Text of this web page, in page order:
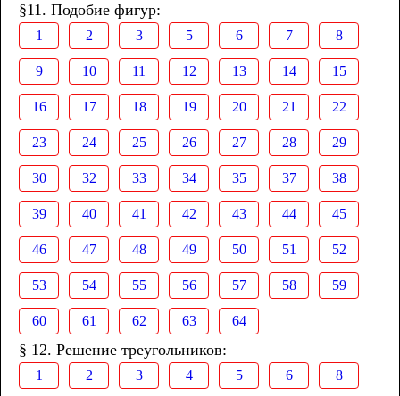
§11. Подобие фигур:
1 2 3 5 6 7 8
9 10 11 12 13 14 15
16 17 18 19 20 21 22
23 24 25 26 27 28 29
30 32 33 34 35 37 38
39 40 41 42 43 44 45
46 47 48 49 50 51 52
53 54 55 56 57 58 59
60 61 62 63 64
§ 12. Решение треугольников:
1 2 3 4 5 6 8